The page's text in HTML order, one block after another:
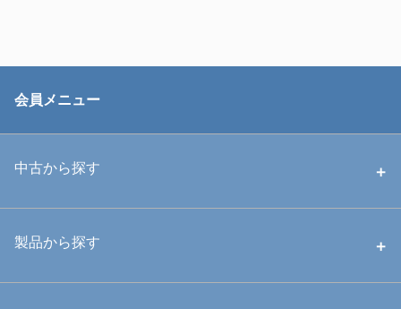
会員メニュー
中古から探す
中古ハウジング
製品から探す